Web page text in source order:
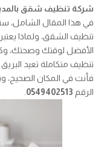
شركة تنظيف شقق
في هذا المقال
تنظيف الشقق، ولماذا
الأفضل لوقتك وصحتك،
تنظيف متكاملة تعيد
فأنت في المكان الصحيح،
الرقم 0549402513